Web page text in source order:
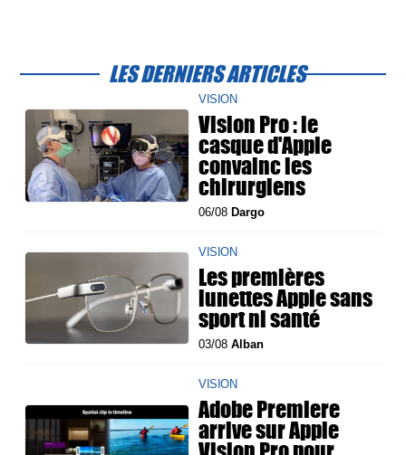
LES DERNIERS ARTICLES
VISION
Vision Pro : le
casque d'Apple
convainc les
chirurgiens
06/08 Dargo
VISION
Les premières
lunettes Apple sans
sport ni santé
03/08Alban
VISION
Adobe Premiere
arrive sur Apple